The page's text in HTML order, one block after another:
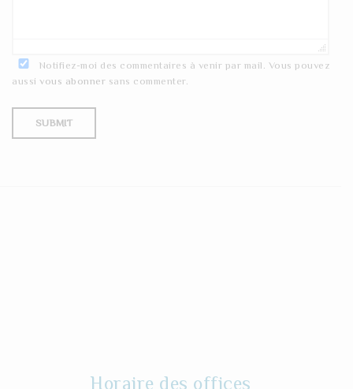
Notifiez-moi des commentaires à venir par mail. Vous pouvez
aussi vous abonner sans commenter.
Horaire des offices